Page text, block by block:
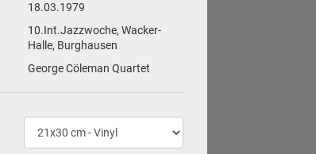
18.03.1979
10.Int.Jazzwoche, Wacker-
Halle, Burghausen
George Cöleman Quartet